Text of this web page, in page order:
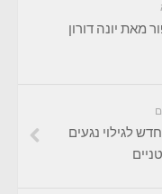
מאת יונה דורון
לגילוי נגעים